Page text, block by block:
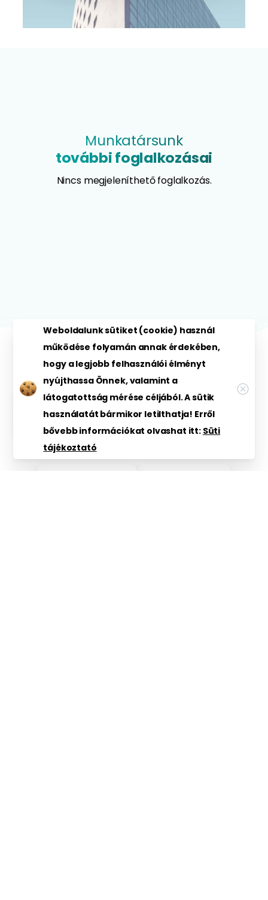
Munkatársunk
további foglalkozásai
Nincs megjeleníthető foglalkozás.
TOVÁBBI
MUNKATÁRSAINK
Minden munkatárs
megtekintése
Weboldalunk sütiket (cookie) használ
működése folyamán annak érdekében,
hogy a legjobb felhasználói élményt
nyújthassa Önnek, valamint a
látogatottság mérése céljából. A sütik
használatát bármikor letilthatja! Erről
bővebb információkat olvashat itt: Süti
tájékoztató